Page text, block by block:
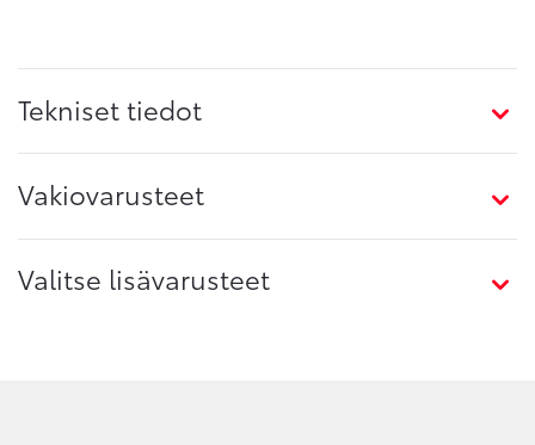
Tekniset tiedot
Vakiovarusteet
Valitse lisävarusteet